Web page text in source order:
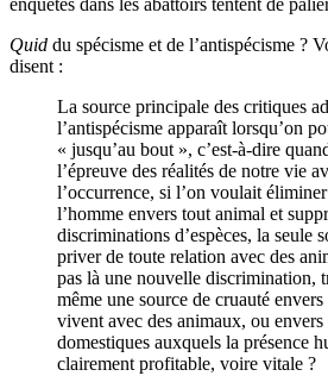
enquêtes dans les abattoirs tentent de
Quid du spécisme et de l’antispécisme ?
disent :
La source principale des critiques
l’antispécisme apparaît lorsqu’on
« jusqu’au bout », c’est-à-dire
l’épreuve des réalités de notre vie
l’occurrence, si l’on voulait
l’homme envers tout animal et
discriminations d’espèces, la seule
priver de toute relation avec des
pas là une nouvelle discrimination,
même une source de cruauté
vivent avec des animaux, ou envers
domestiques auxquels la présence
clairement profitable, voire vitale ?